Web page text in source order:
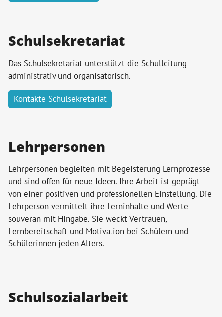
Schulsekretariat
Das Schulsekretariat unterstützt die Schulleitung
administrativ und organisatorisch.
Kontakte Schulsekretariat
Lehrpersonen
Lehrpersonen begleiten mit Begeisterung Lernprozesse
und sind offen für neue Ideen. Ihre Arbeit ist geprägt
von einer positiven und professionellen Einstellung. Die
Lehrperson vermittelt ihre Lerninhalte und Werte
souverän mit Hingabe. Sie weckt Vertrauen,
Lernbereitschaft und Motivation bei Schülern und
Schülerinnen jeden Alters.
Schulsozialarbeit